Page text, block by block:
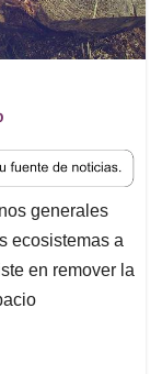
generales
ecosistemas a
en remover la